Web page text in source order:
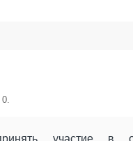
0.
участие в